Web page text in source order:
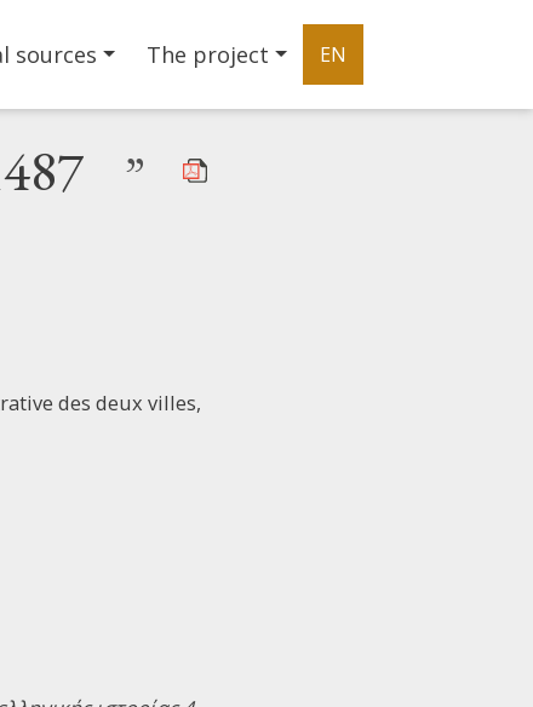
sources The project EN
”
des deux villes,